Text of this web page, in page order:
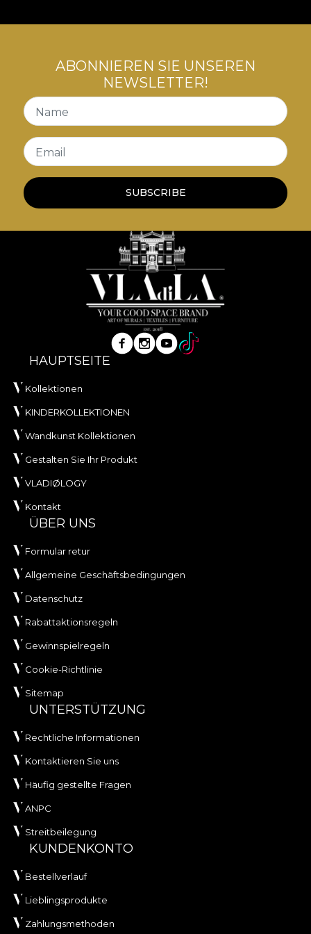
ABONNIEREN SIE UNSEREN
NEWSLETTER!
Name
Email
SUBSCRIBE
HAUPTSEITE
Kollektionen
KINDERKOLLEKTIONEN
Wandkunst Kollektionen
Gestalten Sie Ihr Produkt
VLADIØLOGY
Kontakt
ÜBER UNS
Formular retur
Allgemeine Geschäftsbedingungen
Datenschutz
Rabattaktionsregeln
Gewinnspielregeln
Cookie-Richtlinie
Sitemap
UNTERSTÜTZUNG
Rechtliche Informationen
Kontaktieren Sie uns
Häufig gestellte Fragen
ANPC
Streitbeilegung
KUNDENKONTO
Bestellverlauf
Lieblingsprodukte
Zahlungsmethoden